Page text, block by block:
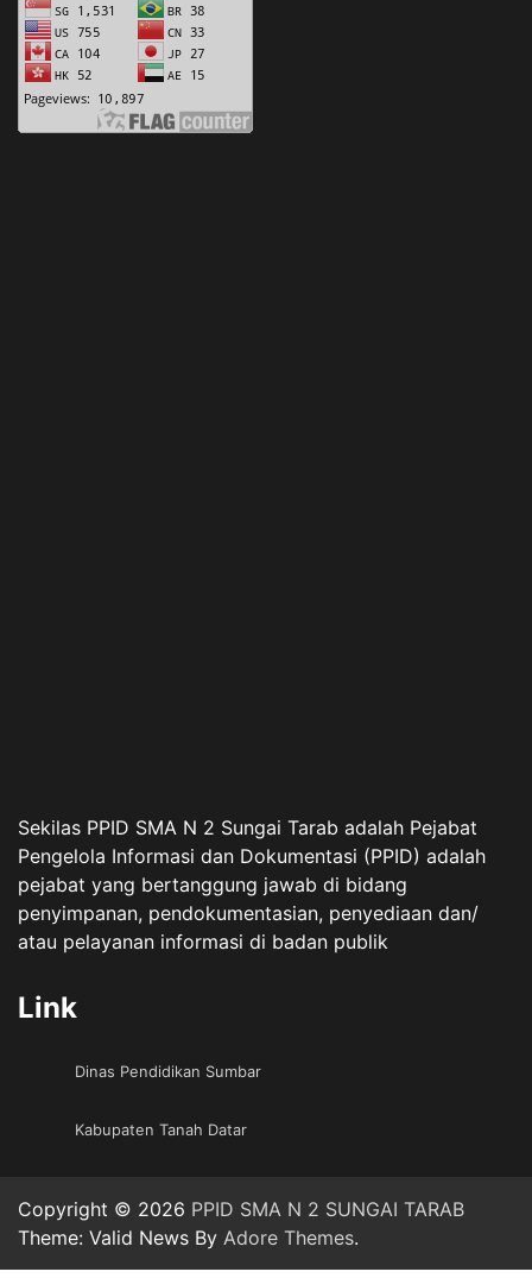
Sekilas PPID SMA N 2 Sungai Tarab adalah Pejabat
Pengelola Informasi dan Dokumentasi (PPID) adalah
pejabat yang bertanggung jawab di bidang
penyimpanan, pendokumentasian, penyediaan dan/
atau pelayanan informasi di badan publik
Link
Dinas Pendidikan Sumbar
Kabupaten Tanah Datar
Copyright © 2026 PPID SMA N 2 SUNGAI TARAB
Theme: Valid News By Adore Themes.